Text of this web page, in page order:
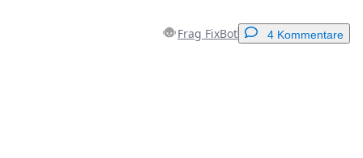
Frag FixBot 4 Kommentare